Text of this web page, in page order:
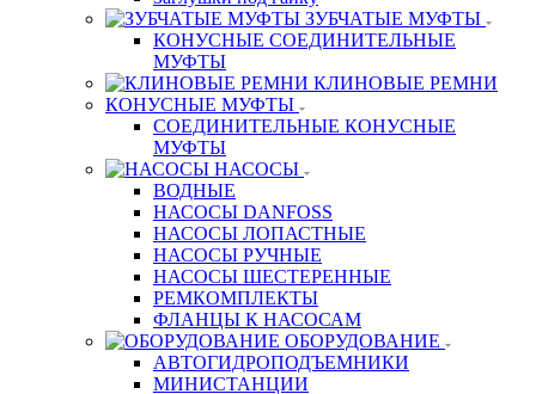
ЗУБЧАТЫЕ МУФТЫ
КОНУСНЫЕ СОЕДИНИТЕЛЬНЫЕ
МУФТЫ
КЛИНОВЫЕ РЕМНИ
КОНУСНЫЕ МУФТЫ
СОЕДИНИТЕЛЬНЫЕ КОНУСНЫЕ
МУФТЫ
НАСОСЫ
ВОДНЫЕ
НАСОСЫ DANFOSS
НАСОСЫ ЛОПАСТНЫЕ
НАСОСЫ РУЧНЫЕ
НАСОСЫ ШЕСТЕРЕННЫЕ
РЕМКОМПЛЕКТЫ
ФЛАНЦЫ К НАСОСАМ
ОБОРУДОВАНИЕ
АВТОГИДРОПОДЪЕМНИКИ
МИНИСТАНЦИИ